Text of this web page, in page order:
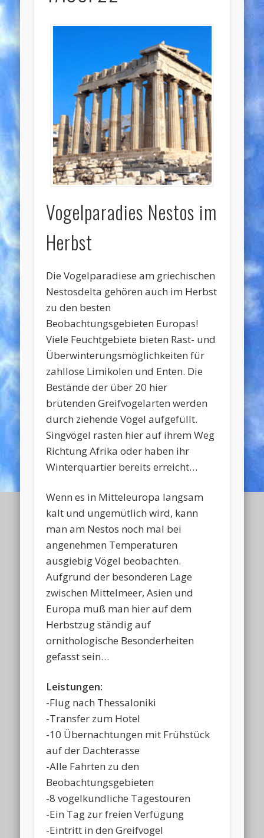
Vogelparadies Nestos im
Herbst
Die Vogelparadiese am griechischen
Nestosdelta gehören auch im Herbst
zu den besten
Beobachtungsgebieten Europas!
Viele Feuchtgebiete bieten Rast- und
Überwinterungsmöglichkeiten für
zahllose Limikolen und Enten. Die
Bestände der über 20 hier
brütenden Greifvogelarten werden
durch ziehende Vögel aufgefüllt.
Singvögel rasten hier auf ihrem Weg
Richtung Afrika oder haben ihr
Winterquartier bereits erreicht…
Wenn es in Mitteleuropa langsam
kalt und ungemütlich wird, kann
man am Nestos noch mal bei
angenehmen Temperaturen
ausgiebig Vögel beobachten.
Aufgrund der besonderen Lage
zwischen Mittelmeer, Asien und
Europa muß man hier auf dem
Herbstzug ständig auf
ornithologische Besonderheiten
gefasst sein…
Leistungen:
-Flug nach Thessaloniki
-Transfer zum Hotel
-10 Übernachtungen mit Frühstück
auf der Dachterasse
-Alle Fahrten zu den
Beobachtungsgebieten
-8 vogelkundliche Tagestouren
-Ein Tag zur freien Verfügung
-Eintritt in den Greifvogel